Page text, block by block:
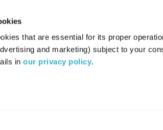
that are essential for its proper
and marketing) subject to your
in our privacy policy.